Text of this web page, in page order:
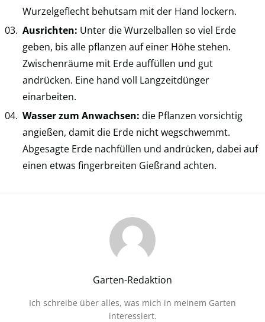
Wurzelgeflecht behutsam mit der Hand lockern.
Ausrichten: Unter die Wurzelballen so viel Erde
geben, bis alle pflanzen auf einer Höhe stehen.
Zwischenräume mit Erde auffüllen und gut
andrücken. Eine hand voll Langzeitdünger
einarbeiten.
Wasser zum Anwachsen: die Pflanzen vorsichtig
angießen, damit die Erde nicht wegschwemmt.
Abgesagte Erde nachfüllen und andrücken, dabei auf
einen etwas fingerbreiten Gießrand achten.
Garten-Redaktion
Ich schreibe über alles, was mich in meinem Garten
interessiert.